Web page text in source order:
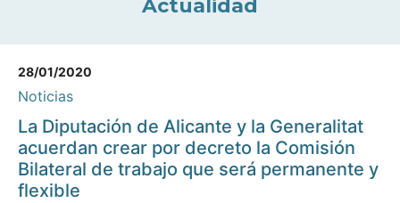
Actualidad
28/01/2020
Noticias
La Diputación de Alicante y la Generalitat
acuerdan crear por decreto la Comisión
Bilateral de trabajo que será permanente y
flexible